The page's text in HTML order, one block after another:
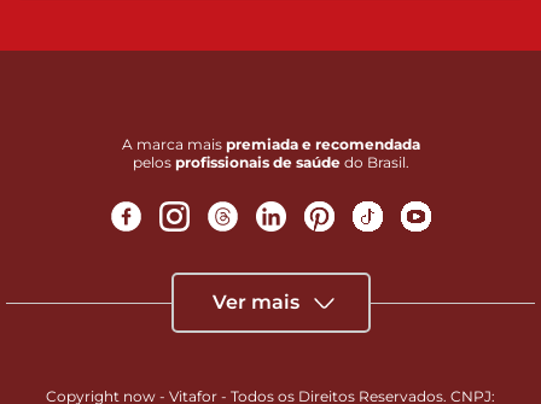
A marca mais premiada e recomendada
pelos profissionais de saúdedo Brasil.
Ver mais
Copyright now - Vitafor - Todos os Direitos Reservados. CNPJ: